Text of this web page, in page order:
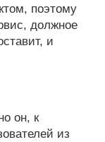
поэтому
должное
и
он, к
из